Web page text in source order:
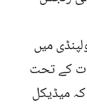
میں
کے تحت
کہ میڈیکل